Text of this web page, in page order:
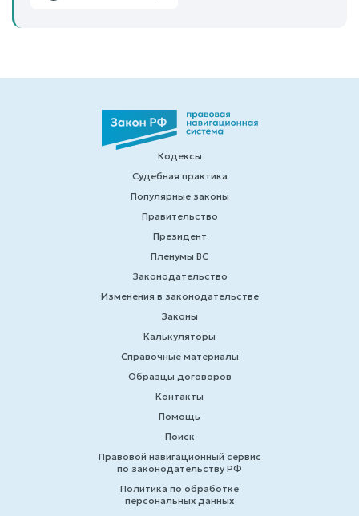
Кодексы
Судебная практика
Популярные законы
Правительство
Президент
Пленумы ВС
Законодательство
Изменения в законодательстве
Законы
Калькуляторы
Справочные материалы
Образцы договоров
Контакты
Помощь
Поиск
Правовой навигационный сервис
по законодательству РФ
Политика по обработке
персональных данных